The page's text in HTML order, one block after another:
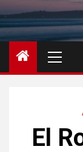
principal
El